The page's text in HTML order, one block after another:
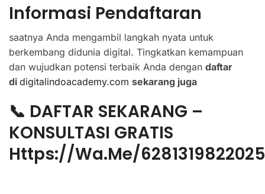
Informasi Pendaftaran
saatnya Anda mengambil langkah nyata untuk
berkembang didunia digital. Tingkatkan kemampuan
dan wujudkan potensi terbaik Anda dengan daftar
di digitalindoacademy.com sekarang juga
📞 DAFTAR SEKARANG –
KONSULTASI GRATIS
Https://wa.me/6281319822025